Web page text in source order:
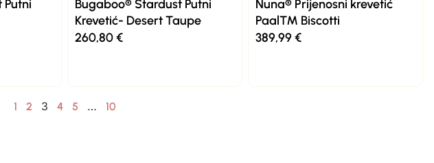
Putni
Bugaboo® Stardust Putni
Krevetić- Desert Taupe
260,80€
Nuna® Prijenosni krevetić
Paal™ Biscotti
389,99€
1 2 3 4 5 … 10